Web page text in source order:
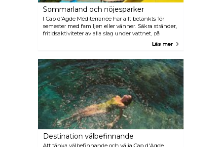
Sommarland och nöjesparker
I Cap d’Agde Méditerranée har allt betänkts för
semester med familjen eller vänner. Säkra stränder,
fritidsaktiviteter av alla slag under vattnet, på
vattnet, i träden, på cykelvägarna, på och längs
Canal du Midi, i skogen och i luften Här följer några
Park, Forêt d’Acrobates, Agd’Aventures, Azimut
Aventure…. Strandklubbar, animeringstjänster på
hotellen gör att alla kan njuta av sin semester och
speciellt barnen. På kvällen möts unga och gamla
på ett kringresande tivoli eller under byfestivalerna.
Unga människor kan njuta av nattlivet, barer och
nattklubbar, många i Cap d'Agde Méditerranée.
Läs mer
Destination välbefinnande
Att tänka välbefinnande och välja Cap d'Agde